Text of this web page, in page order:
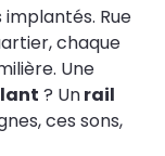
implantés. Rue
chaque
Une
? Unrail
ces sons,